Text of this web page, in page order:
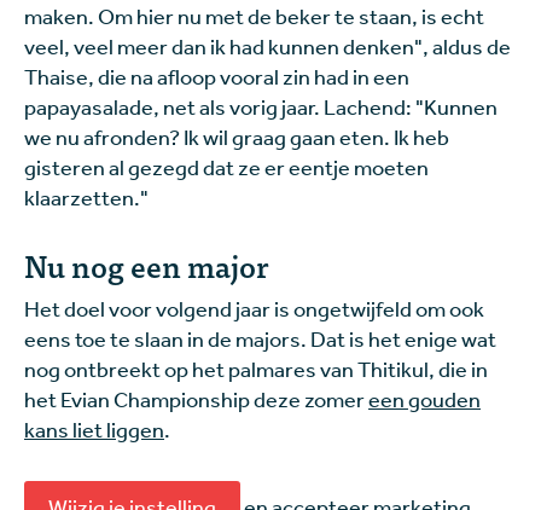
maken. Om hier nu met de beker te staan, is echt
veel, veel meer dan ik had kunnen denken", aldus de
Thaise, die na afloop vooral zin had in een
papayasalade, net als vorig jaar. Lachend: "Kunnen
we nu afronden? Ik wil graag gaan eten. Ik heb
gisteren al gezegd dat ze er eentje moeten
klaarzetten."
Nu nog een major
Het doel voor volgend jaar is ongetwijfeld om ook
eens toe te slaan in de majors. Dat is het enige wat
nog ontbreekt op het palmares van Thitikul, die in
het Evian Championship deze zomereen gouden
kans liet liggen.